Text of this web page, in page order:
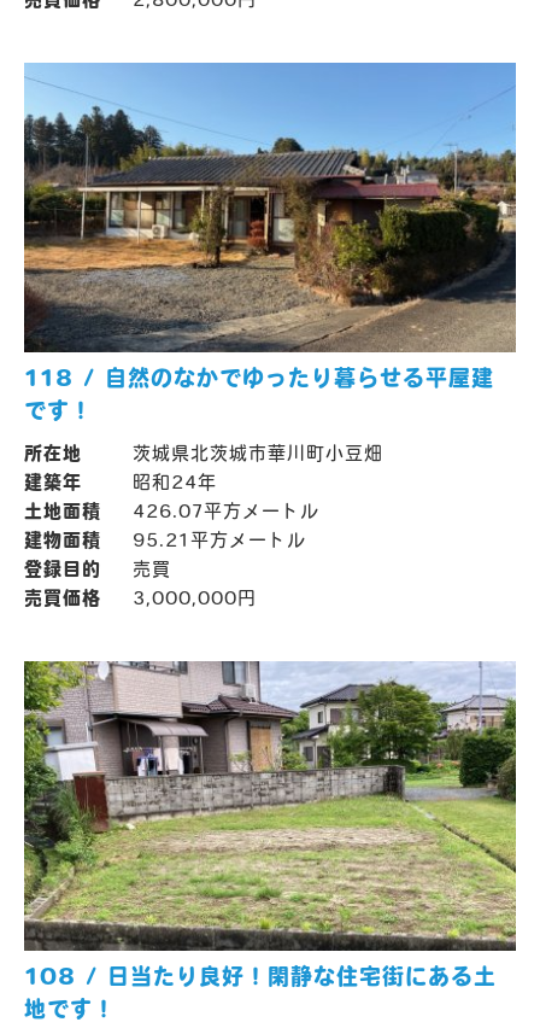
118 / 自然のなかでゆったり暮らせる平屋建
です！
所在地
茨城県北茨城市華川町小豆畑
建築年
昭和24年
土地面積
426.07平方メートル
建物面積
95.21平方メートル
登録目的
売買
売買価格
3,000,000円
108 / 日当たり良好！閑静な住宅街にある土
地です！